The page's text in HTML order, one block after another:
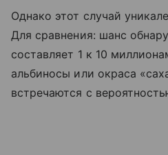
Однако этот случай
Для сравнения: шанс
составляет 1 к 10
альбиносы или окраса
встречаются с